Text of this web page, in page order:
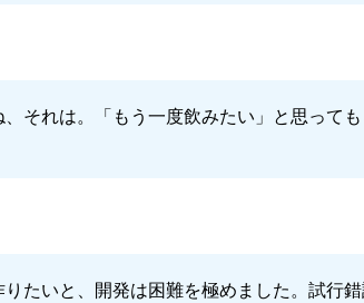
それは。「もう一度飲みたい」と思って
たいと、開発は困難を極めました。試行